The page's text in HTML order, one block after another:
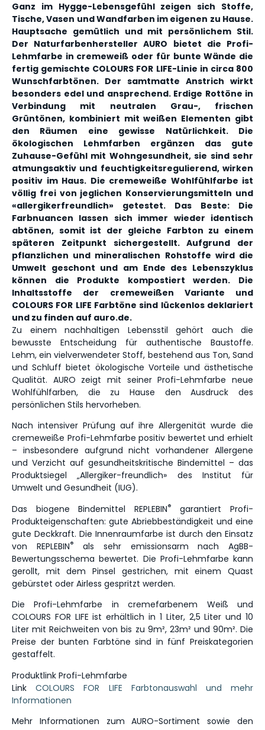
Ganz im Hygge-Lebensgefühl zeigen sich Stoffe,
Tische, Vasen und Wandfarben im eigenen zu Hause.
Hauptsache gemütlich und mit persönlichem Stil.
Der Naturfarbenhersteller AURO bietet die Profi-
Lehmfarbe in cremeweiß oder für bunte Wände die
fertig gemischte COLOURS FOR LIFE-Linie in circa 800
Wunschfarbtönen. Der samtmatte Anstrich wirkt
besonders edel und ansprechend. Erdige Rottöne in
Verbindung mit neutralen Grau-, frischen
Grüntönen, kombiniert mit weißen Elementen gibt
den Räumen eine gewisse Natürlichkeit. Die
ökologischen Lehmfarben ergänzen das gute
Zuhause-Gefühl mit Wohngesundheit, sie sind sehr
atmungsaktiv und feuchtigkeitsregulierend, wirken
positiv im Haus. Die cremeweiße Wohlfühlfarbe ist
völlig frei von jeglichen Konservierungsmitteln und
«allergikerfreundlich» getestet. Das Beste: Die
Farbnuancen lassen sich immer wieder identisch
abtönen, somit ist der gleiche Farbton zu einem
späteren Zeitpunkt sichergestellt. Aufgrund der
pflanzlichen und mineralischen Rohstoffe wird die
Umwelt geschont und am Ende des Lebenszyklus
können die Produkte kompostiert werden. Die
Inhaltsstoffe der cremeweißen Variante und
COLOURS FOR LIFE Farbtöne sind lückenlos deklariert
und zu finden auf auro.de.
Zu einem nachhaltigen Lebensstil gehört auch die
bewusste Entscheidung für authentische Baustoffe.
Lehm, ein vielverwendeter Stoff, bestehend aus Ton, Sand
und Schluff bietet ökologische Vorteile und ästhetische
Qualität. AURO zeigt mit seiner Profi-Lehmfarbe neue
Wohlfühlfarben, die zu Hause den Ausdruck des
persönlichen Stils hervorheben.
Nach intensiver Prüfung auf ihre Allergenität wurde die
cremeweiße Profi-Lehmfarbe positiv bewertet und erhielt
– insbesondere aufgrund nicht vorhandener Allergene
und Verzicht auf gesundheitskritische Bindemittel – das
Produktsiegel „Allergiker-freundlich» des Institut für
Umwelt und Gesundheit (IUG).
Das biogene Bindemittel REPLEBIN®
garantiert Profi-
Produkteigenschaften: gute Abriebbeständigkeit und eine
gute Deckkraft. Die Innenraumfarbe ist durch den Einsatz
von REPLEBIN®
als sehr emissionsarm nach AgBB-
Bewertungsschema bewertet. Die Profi-Lehmfarbe kann
gerollt, mit dem Pinsel gestrichen, mit einem Quast
gebürstet oder Airless gespritzt werden.
Die Profi-Lehmfarbe in cremefarbenem Weiß und
COLOURS FOR LIFE ist erhältlich in 1 Liter, 2,5 Liter und 10
Liter mit Reichweiten von bis zu 9m², 23m² und 90m². Die
Preise der bunten Farbtöne sind in fünf Preiskategorien
gestaffelt.
Produktlink Profi-Lehmfarbe
LinkCOLOURS FOR LIFE Farbtonauswahl und mehr
Informationen
Mehr Informationen zum AURO-Sortiment sowie den